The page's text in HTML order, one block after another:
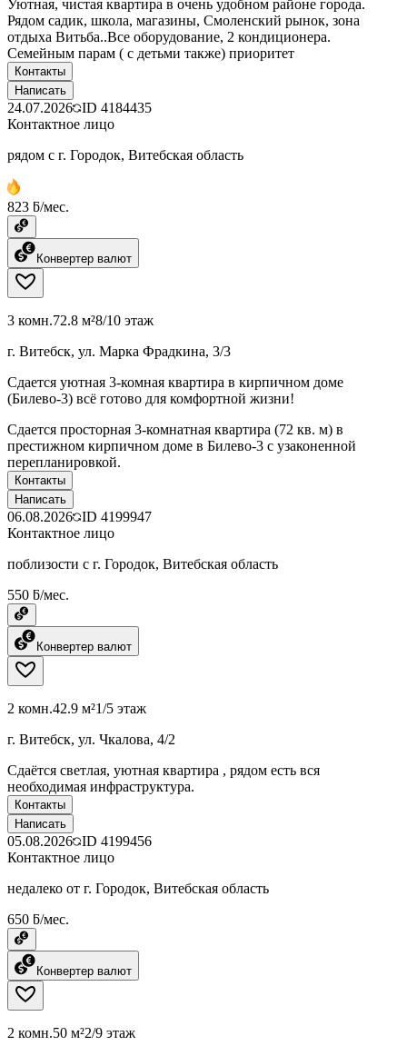
Уютная, чистая квартира в очень удобном районе города.
Рядом садик, школа, магазины, Смоленский рынок, зона
отдыха Витьба..Все оборудование, 2 кондиционера.
Семейным парам ( с детьми также) приоритет
Контакты
Написать
24.07.2026 ID 4184435
Контактное лицо
рядом с г. Городок, Витебская область
823 ƃ/мес.
Конвертер валют
3 комн.72.8 м²8/10 этаж
г. Витебск, ул. Марка Фрадкина, 3/3
Сдается уютная 3-комная квартира в кирпичном доме
(Билево-3) всё готово для комфортной жизни!
Сдается просторная 3-комнатная квартира (72 кв. м) в
престижном кирпичном доме в Билево-3 с узаконенной
перепланировкой.
Контакты
Написать
06.08.2026 ID 4199947
Контактное лицо
поблизости с г. Городок, Витебская область
550 ƃ/мес.
Конвертер валют
2 комн.42.9 м²1/5 этаж
г. Витебск, ул. Чкалова, 4/2
Сдаётся светлая, уютная квартира , рядом есть вся
необходимая инфраструктура.
Контакты
Написать
05.08.2026 ID 4199456
Контактное лицо
недалеко от г. Городок, Витебская область
650 ƃ/мес.
Конвертер валют
2 комн.50 м²2/9 этаж